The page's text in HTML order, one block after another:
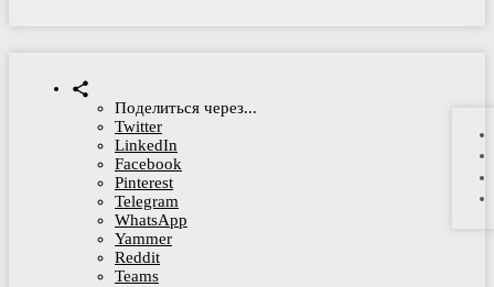
Поделиться через...
Twitter
LinkedIn
Facebook
Pinterest
Telegram
WhatsApp
Yammer
Reddit
Teams